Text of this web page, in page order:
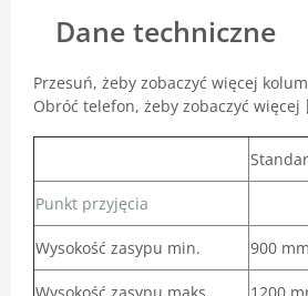
Dane techniczne
Przesuń, żeby zobaczyć więcej
Obróć telefon, żeby zobaczyć więcej
Punkt przyjęcia
Wysokość zasypu min. 900 mm
Wysokość zasypu maks. 1200